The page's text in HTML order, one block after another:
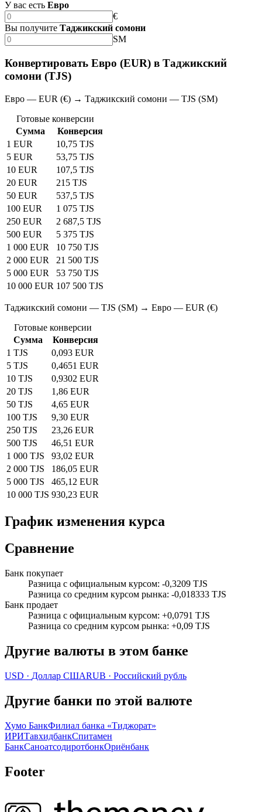
У вас есть Евро
€
Вы получите Таджикский сомони
SM
Конвертировать Евро (EUR) в Таджикский
сомони (TJS)
Евро — EUR (€) → Таджикский сомони — TJS (SM)
Готовые конверсии
Сумма
Конверсия
1 EUR
10,75 TJS
5 EUR
53,75 TJS
10 EUR
107,5 TJS
20 EUR
215 TJS
50 EUR
537,5 TJS
100 EUR
1 075 TJS
250 EUR
2 687,5 TJS
500 EUR
5 375 TJS
1 000 EUR
10 750 TJS
2 000 EUR
21 500 TJS
5 000 EUR
53 750 TJS
10 000 EUR 107 500 TJS
Таджикский сомони — TJS (SM) → Евро — EUR (€)
Готовые конверсии
Сумма
Конверсия
1 TJS
0,093 EUR
5 TJS
0,4651 EUR
10 TJS
0,9302 EUR
20 TJS
1,86 EUR
50 TJS
4,65 EUR
100 TJS
9,30 EUR
250 TJS
23,26 EUR
500 TJS
46,51 EUR
1 000 TJS
93,02 EUR
2 000 TJS
186,05 EUR
5 000 TJS
465,12 EUR
10 000 TJS 930,23 EUR
График изменения курса
Сравнение
Банк покупает
Разница с официальным курсом: -0,3209 TJS
Разница со средним курсом рынка: -0,018333 TJS
Банк продает
Разница с официальным курсом: +0,0791 TJS
Разница со средним курсом рынка: +0,09 TJS
Другие валюты в этом банке
USD · Доллар СШАRUB · Российский рубль
Другие банки по этой валюте
Хумо БанкФилиал банка «Тиджорат»
ИРИТавхидбанкСпитамен
БанкСаноатсодиротбонкОриёнбанк
Footer